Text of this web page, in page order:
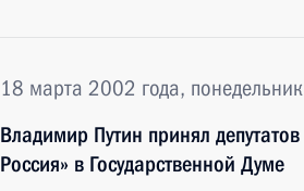
18 марта 2002 года, понедельник
Владимир Путин принял
Россия» в Государственной Думе